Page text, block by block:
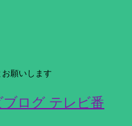
願いします